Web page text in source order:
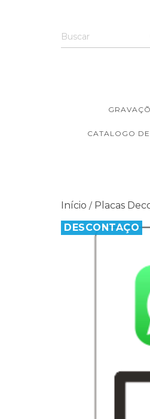
CATALOGO
Início / Placas
DESCONTAÇO